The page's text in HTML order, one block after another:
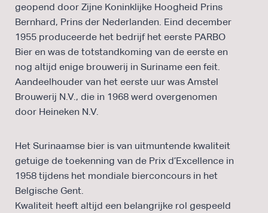
geopend door Zijne Koninklijke Hoogheid Prins
Bernhard, Prins der Nederlanden. Eind december
1955 produceerde het bedrijf het eerste PARBO
Bier en was de totstandkoming van de eerste en
nog altijd enige brouwerij in Suriname een feit.
Aandeelhouder van het eerste uur was Amstel
Brouwerij N.V., die in 1968 werd overgenomen
door Heineken N.V.
Het Surinaamse bier is van uitmuntende kwaliteit
getuige de toekenning van de Prix d’Excellence in
1958 tijdens het mondiale bierconcours in het
Belgische Gent.
Kwaliteit heeft altijd een belangrijke rol gespeeld